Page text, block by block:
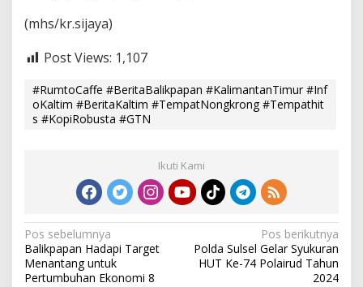
(mhs/kr.sijaya)
Post Views: 1,107
#RumtoCaffe #BeritaBalikpapan #KalimantanTimur #Inf
oKaltim #BeritaKaltim #TempatNongkrong #Tempathit
s #KopiRobusta #GTN
Ikuti Kami
N
a
Pos sebelumnya
Balikpapan Hadapi Target
Menantang untuk
Pertumbuhan Ekonomi 8
Pos berikutnya
Polda Sulsel Gelar Syukuran
HUT Ke-74 Polairud Tahun
2024